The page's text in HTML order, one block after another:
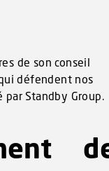
de son conseil
défendent nos
Standby Group.